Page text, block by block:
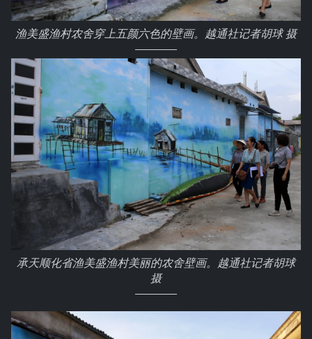
渔美盛渔村农舍穿上五颜六色的壁画。越通社记者胡球 摄
承天顺化省渔美盛渔村美丽的农舍壁画。越通社记者胡球
摄